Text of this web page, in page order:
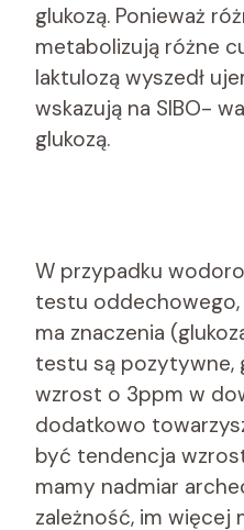
glukozą. Ponieważ
metabolizują różne
laktulozą wyszedł
wskazują na SIBO-
glukozą.
W przypadku
testu
ma znaczenia
testu są pozytywne,
wzrost o 3ppm w
dodatkowo
być tendencja
mamy nadmiar
zależność, im więcej